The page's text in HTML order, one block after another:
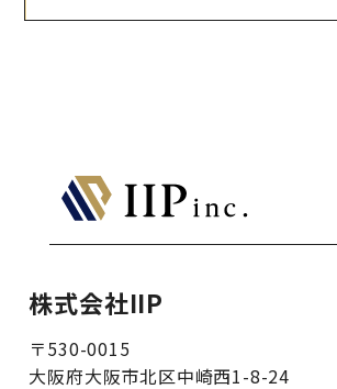
株式会社IIP
〒530-0015
大阪府大阪市北区中崎西1-8-24